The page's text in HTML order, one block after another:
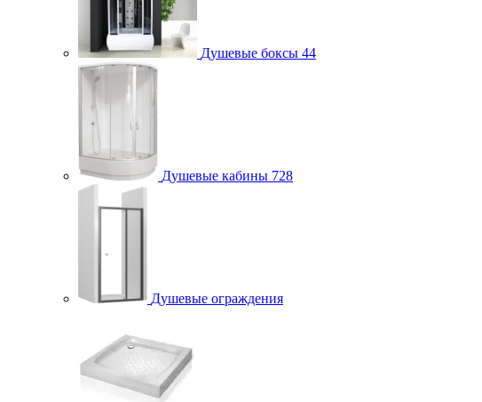
Душевые боксы 44
Душевые кабины 728
Душевые ограждения